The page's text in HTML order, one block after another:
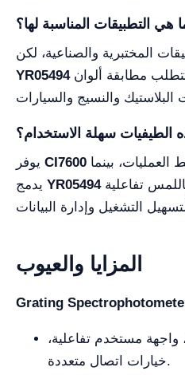
هي التطبيقات المناسبة لها؟
المختبرية والصناعية، لكن
YR05494يتفوق في البيئات التي تتطلب مطابقة ألوان
الطيفيات سهلة الاستخدام؟
CI7600
YR05494واجهات شاشة تعمل باللمس تفاعلية
المزايا والعيوب
Grating
واجهة مستخدم تفاعلية،
خيارات اتصال متعددة.